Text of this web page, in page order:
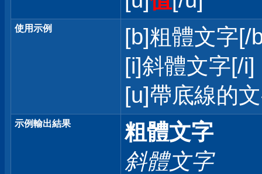
使用示例
[b]粗體文字[/
[i]斜體文字[/i]
[u]帶底線的
示例輸出結果
粗體文字
斜體文字